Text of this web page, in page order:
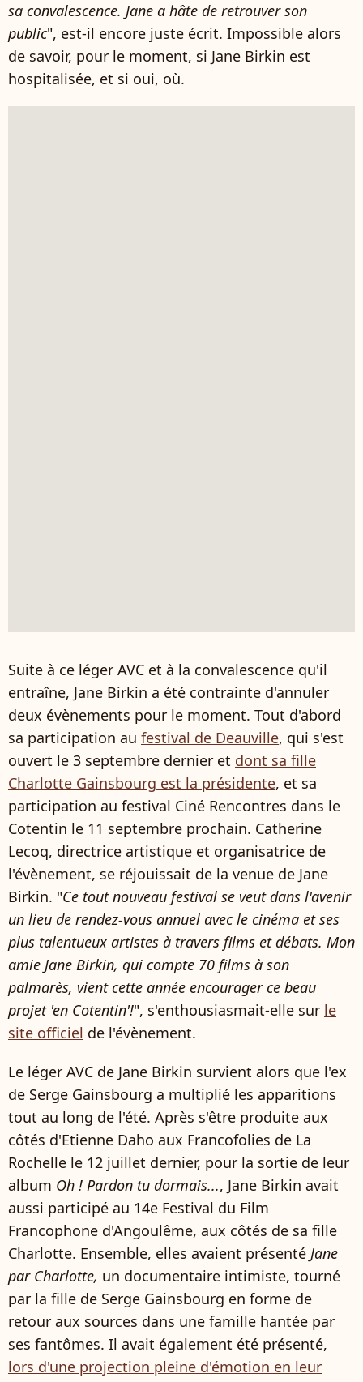
sa convalescence. Jane a hâte de retrouver son
public", est-il encore juste écrit. Impossible alors
de savoir, pour le moment, si Jane Birkin est
hospitalisée, et si oui, où.
Suite à ce léger AVC et à la convalescence qu'il
entraîne, Jane Birkin a été contrainte d'annuler
deux évènements pour le moment. Tout d'abord
sa participation au festival de Deauville, qui s'est
ouvert le 3 septembre dernier et dont sa fille
Charlotte Gainsbourg est la présidente, et sa
participation au festival Ciné Rencontres dans le
Cotentin le 11 septembre prochain. Catherine
Lecoq, directrice artistique et organisatrice de
l'évènement, se réjouissait de la venue de Jane
Birkin. "Ce tout nouveau festival se veut dans l'avenir
un lieu de rendez-vous annuel avec le cinéma et ses
plus talentueux artistes à travers films et débats. Mon
amie Jane Birkin, qui compte 70 films à son
palmarès, vient cette année encourager ce beau
projet 'en Cotentin'!", s'enthousiasmait-elle sur le
site officiel de l'évènement.
Le léger AVC de Jane Birkin survient alors que l'ex
de Serge Gainsbourg a multiplié les apparitions
tout au long de l'été. Après s'être produite aux
côtés d'Etienne Daho aux Francofolies de La
Rochelle le 12 juillet dernier, pour la sortie de leur
album Oh ! Pardon tu dormais..., Jane Birkin avait
aussi participé au 14e Festival du Film
Francophone d'Angoulême, aux côtés de sa fille
Charlotte. Ensemble, elles avaient présenté Jane
par Charlotte, un documentaire intimiste, tourné
par la fille de Serge Gainsbourg en forme de
retour aux sources dans une famille hantée par
ses fantômes. Il avait également été présenté,
lors d'une projection pleine d'émotion en leur